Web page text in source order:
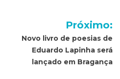
Próximo:
Novo livro de poesias de
Eduardo Lapinha será
lançado em Bragança